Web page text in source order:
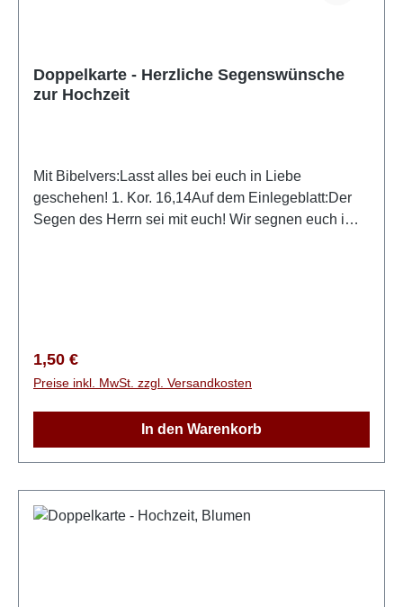
Doppelkarte - Herzliche Segenswünsche
zur Hochzeit
Mit Bibelvers:Lasst alles bei euch in Liebe
geschehen! 1. Kor. 16,14Auf dem Einlegeblatt:Der
Segen des Herrn sei mit euch! Wir segnen euch im
Regulärer Preis:
1,50 €
Preise inkl. MwSt. zzgl. Versandkosten
In den Warenkorb